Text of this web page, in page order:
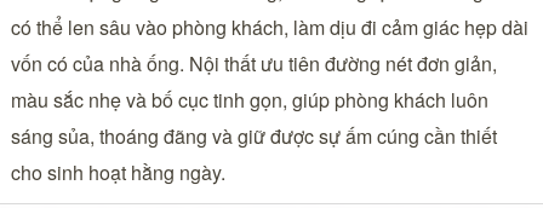
có thể len sâu vào phòng khách, làm dịu đi cảm giác hẹp dài
vốn có của nhà ống. Nội thất ưu tiên đường nét đơn giản,
màu sắc nhẹ và bố cục tinh gọn, giúp phòng khách luôn
sáng sủa, thoáng đãng và giữ được sự ấm cúng cần thiết
cho sinh hoạt hằng ngày.